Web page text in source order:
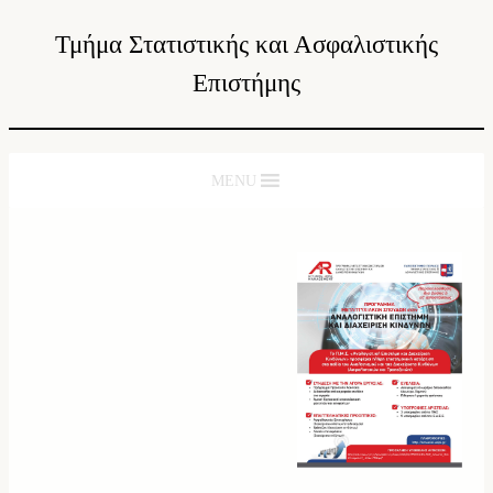
Τμήμα Στατιστικής και Ασφαλιστικής
Επιστήμης
MENU